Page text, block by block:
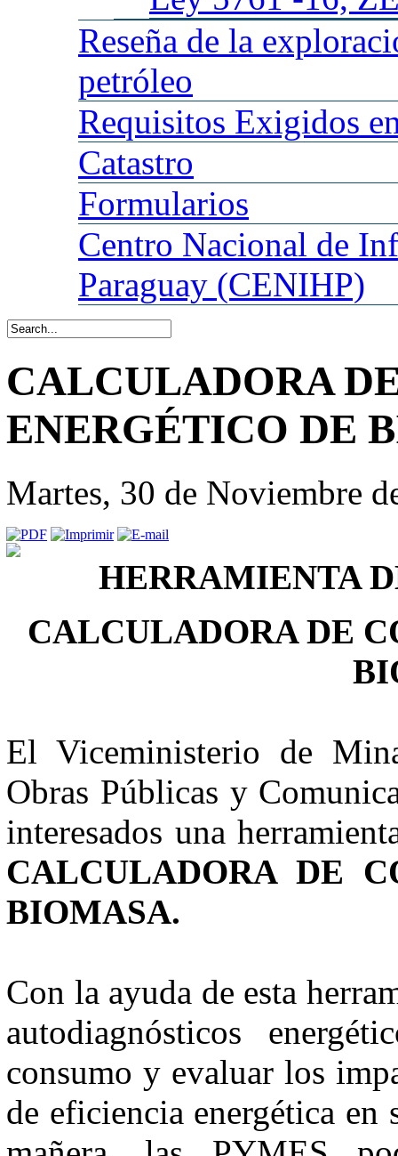
Reseña de la
petróleo
Requisitos Exigidos
Catastro
Formularios
Centro Nacional de
Paraguay (CENIHP)
CALCULADORA
ENERGÉTICO DE
Martes, 30 de Noviembre
HERRAMIENTA
CALCULADORA DE
El Viceministerio de
Obras Públicas y
interesados una
CALCULADORA DE
BIOMASA.
Con la ayuda de esta
autodiagnósticos
consumo y evaluar los
de eficiencia energética en